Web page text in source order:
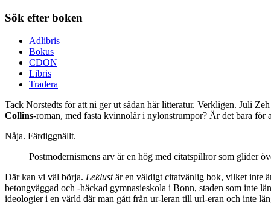
Sök efter boken
Adlibris
Bokus
CDON
Libris
Tradera
Tack Norstedts för att ni ger ut sådan här litteratur. Verkligen. Juli
Collins-roman, med fasta kvinnolår i nylonstrumpor? Är det bara för
Nåja. Färdiggnällt.
Postmodernismens arv är en hög med citatspillror som glider
Där kan vi väl börja. Leklustär en väldigt citatvänlig bok, vilket inte
betongväggad och -häckad gymnasieskola i Bonn, staden som inte
ideologier i en värld där man gått från ur-leran till url-eran och inte